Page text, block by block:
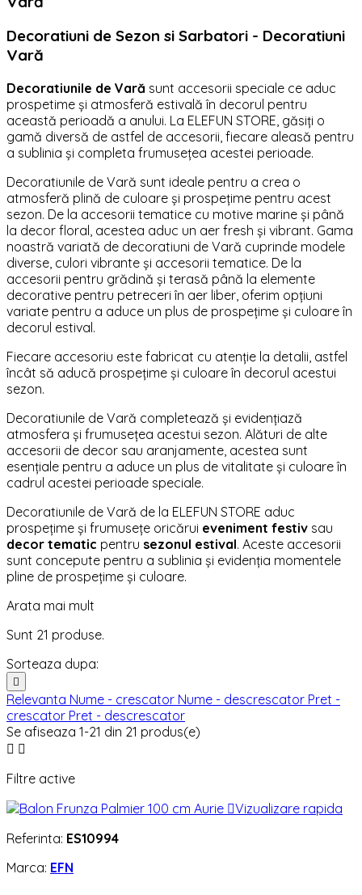
Decoratiuni de Sezon si Sarbatori - Decoratiuni
Vară
Decoratiunile de Vară sunt accesorii speciale ce aduc
prospetime și atmosferă estivală în decorul pentru
această perioadă a anului. La ELEFUN STORE, găsiți o
gamă diversă de astfel de accesorii, fiecare aleasă pentru
a sublinia și completa frumusețea acestei perioade.
Decoratiunile de Vară sunt ideale pentru a crea o
atmosferă plină de culoare și prospețime pentru acest
sezon. De la accesorii tematice cu motive marine și până
la decor floral, acestea aduc un aer fresh și vibrant. Gama
noastră variată de decoratiuni de Vară cuprinde modele
diverse, culori vibrante și accesorii tematice. De la
accesorii pentru grădină și terasă până la elemente
decorative pentru petreceri în aer liber, oferim opțiuni
variate pentru a aduce un plus de prospețime și culoare în
decorul estival.
Fiecare accesoriu este fabricat cu atenție la detalii, astfel
încât să aducă prospețime și culoare în decorul acestui
sezon.
Decoratiunile de Vară completează și evidențiază
atmosfera și frumusețea acestui sezon. Alături de alte
accesorii de decor sau aranjamente, acestea sunt
esențiale pentru a aduce un plus de vitalitate și culoare în
cadrul acestei perioade speciale.
Decoratiunile de Vară de la ELEFUN STORE aduc
prospețime și frumusețe oricărui eveniment festiv sau
decor tematic pentru sezonul estival. Aceste accesorii
sunt concepute pentru a sublinia și evidenția momentele
pline de prospețime și culoare.
Arata mai mult
Sunt 21 produse.
Sorteaza dupa:

Relevanta Nume - crescator Nume - descrescator Pret -
crescator Pret - descrescator
Se afiseaza 1-21 din 21 produs(e)
 
Filtre active
Vizualizare rapida
Referinta: ES10994
Marca: EFN